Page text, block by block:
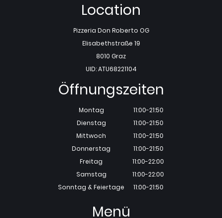
Location
Pizzeria Don Roberto OG
Elisabethstraße 19
8010 Graz
UID: ATU68221104
Öffnungszeiten
Montag
Dienstag
Mittwoch
Donnerstag
Freitag
Samstag
Sonntag & Feiertage
11:00-21:50
11:00-21:50
11:00-21:50
11:00-21:50
11:00-22:00
11:00-22:00
11:00-21:50
Menü